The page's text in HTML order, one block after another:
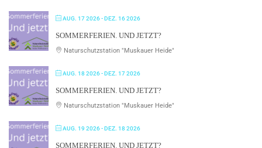
AUG. 17 2026- DEZ. 16 2026
SOMMERFERIEN. UND JETZT?
Naturschutzstation "Muskauer Heide"
AUG. 18 2026- DEZ. 17 2026
SOMMERFERIEN. UND JETZT?
Naturschutzstation "Muskauer Heide"
AUG. 19 2026- DEZ. 18 2026
SOMMERFERIEN. UND JETZT?